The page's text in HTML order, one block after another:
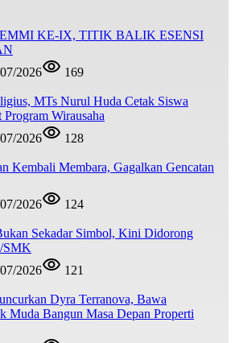
KE-IX, TITIK BALIK ESENSI
2026
169
MTs Nurul Huda Cetak Siswa
Wirausaha
2026
128
Kembali Membara, Gagalkan Gencatan
2026
124
Sekadar Simbol, Kini Didorong
SMK
2026
121
Dyra Terranova, Bawa
Muda Bangun Masa Depan Properti